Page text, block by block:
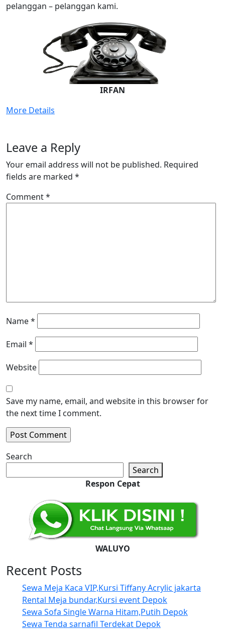
pelanggan – pelanggan kami.
IRFAN
More Details
Leave a Reply
Your email address will not be published. Required
fields are marked *
Comment*
Name*
Email *
Website
Save my name, email, and website in this browser for
the next time I comment.
Search
Search
Respon Cepat
WALUYO
Recent Posts
Sewa Meja Kaca VIP,Kursi Tiffany Acrylic jakarta
Rental Meja bundar,Kursi event Depok
Sewa Sofa Single Warna Hitam,Putih Depok
Sewa Tenda sarnafil Terdekat Depok